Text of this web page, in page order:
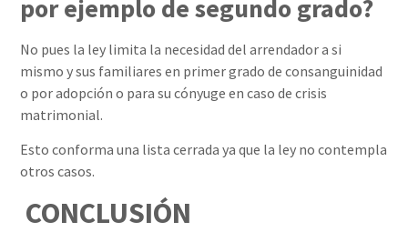
por ejemplo de segundo grado?
No pues la ley limita la necesidad del arrendador a si
mismo y sus familiares en primer grado de consanguinidad
o por adopción o para su cónyuge en caso de crisis
matrimonial.
Esto conforma una lista cerrada ya que la ley no contempla
otros casos.
CONCLUSIÓN